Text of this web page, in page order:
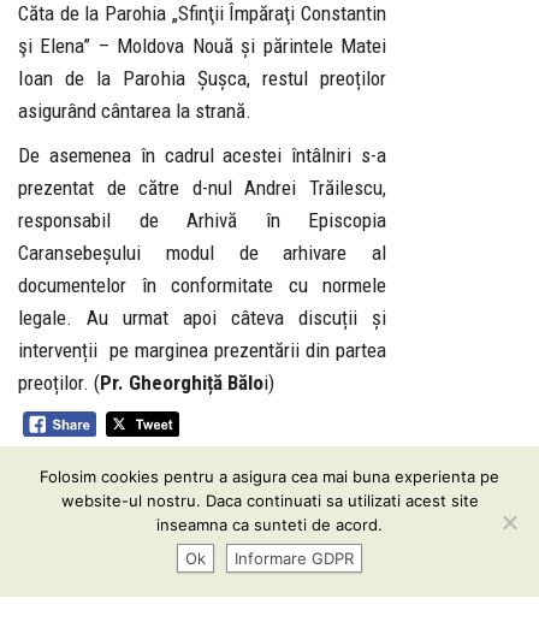
Căta de la Parohia „Sfinţii Împăraţi Constantin
şi Elena” – Moldova Nouă și părintele Matei
Ioan de la Parohia Șușca, restul preoților
asigurând cântarea la strană.
De asemenea în cadrul acestei întâlniri s-a
prezentat de către d-nul Andrei Trăilescu,
responsabil de Arhivă în Episcopia
Caransebeșului modul de arhivare al
documentelor în conformitate cu normele
legale. Au urmat apoi câteva discuții și
intervenții pe marginea prezentării din partea
preoților. (Pr. Gheorghiță Băloi)
Informare GDPR| Conținutul acestui website vă este pus
la dispoziţie sub termeniiCC BY-SA 3.0
Folosim cookies pentru a asigura cea mai buna experienta pe
website-ul nostru. Daca continuati sa utilizati acest site
inseamna ca sunteti de acord.
Ok
Informare GDPR